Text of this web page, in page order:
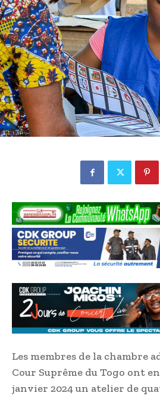
Les membres de la chambre
Cour Suprême du Togo ont
janvier 2024 un atelier de